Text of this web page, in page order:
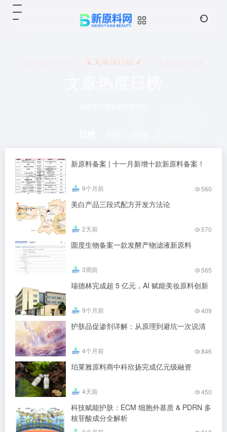
文章排行榜
新原料备案 | 十一月新增十款新原料备案！
9个月前 560
美白产品三段式配方开发方法论
2天前 570
圆度生物备案一款发酵产物滤液新原料
3周前 565
瑞德林完成超 5 亿元，AI 赋能美妆原料创新
9个月前 409
护肤品促渗剂详解：从原理到避坑一次说清
4个月前 846
珀莱雅原料商中科欣扬完成亿元级融资
4天前 450
科技赋能护肤：ECM 细胞外基质 & PDRN 多
核苷酸成分全解析